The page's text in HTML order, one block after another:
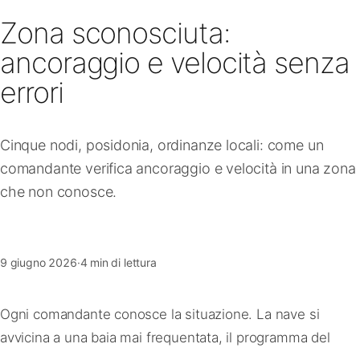
Strumenti
Insights
Chi siamo
Contatti
Zona sconosciuta:
ancoraggio e velocità senza
errori
Cinque nodi, posidonia, ordinanze locali: come un
comandante verifica ancoraggio e velocità in una zona
che non conosce.
9 giugno 2026·4 min di lettura
Ogni comandante conosce la situazione. La nave si
avvicina a una baia mai frequentata, il programma del